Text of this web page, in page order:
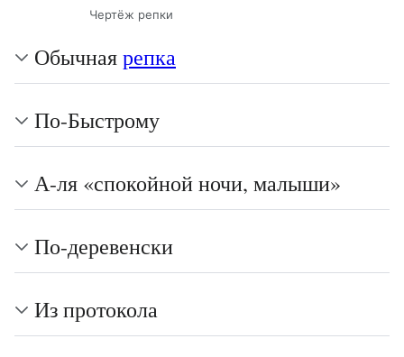
Чертёж репки
Обычнаярепка
По-Быстрому
А-ля «спокойной ночи, малыши»
По-деревенски
Из протокола